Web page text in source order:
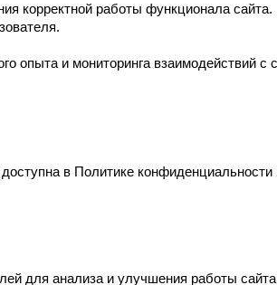
корректной работы функционала сайта.
опыта и мониторинга взаимодействий с
в Политике
для анализа и улучшения работы